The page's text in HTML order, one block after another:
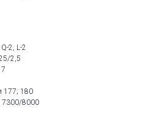
2, L-2
2,5
177; 180
7300/8000